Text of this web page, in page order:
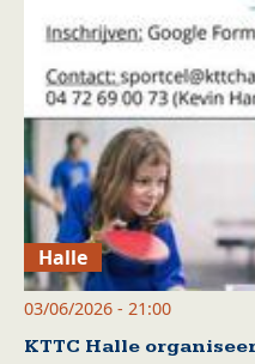
Halle
03/06/2026 - 21:00
KTTC Halle